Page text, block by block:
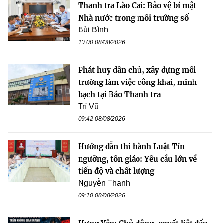
Thanh tra Lào Cai: Bảo vệ bí mật
Nhà nước trong môi trường số
Bùi Bình
10:00 08/08/2026
Phát huy dân chủ, xây dựng môi
trường làm việc công khai, minh
bạch tại Báo Thanh tra
Trí Vũ
09:42 08/08/2026
Hướng dẫn thi hành Luật Tín
ngưỡng, tôn giáo: Yêu cầu lớn về
tiến độ và chất lượng
Nguyễn Thanh
09:10 08/08/2026